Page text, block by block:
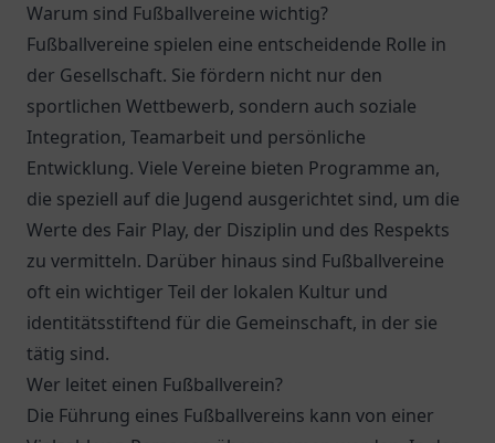
Warum sind Fußballvereine wichtig?
Fußballvereine spielen eine entscheidende Rolle in
der Gesellschaft. Sie fördern nicht nur den
sportlichen Wettbewerb, sondern auch soziale
Integration, Teamarbeit und persönliche
Entwicklung. Viele Vereine bieten Programme an,
die speziell auf die Jugend ausgerichtet sind, um die
Werte des Fair Play, der Disziplin und des Respekts
zu vermitteln. Darüber hinaus sind Fußballvereine
oft ein wichtiger Teil der lokalen Kultur und
identitätsstiftend für die Gemeinschaft, in der sie
tätig sind.
Wer leitet einen Fußballverein?
Die Führung eines Fußballvereins kann von einer